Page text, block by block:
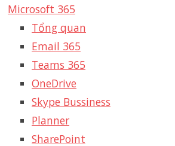
Microsoft 365
Tổng quan
Email 365
Teams 365
OneDrive
Skype Bussiness
Planner
SharePoint